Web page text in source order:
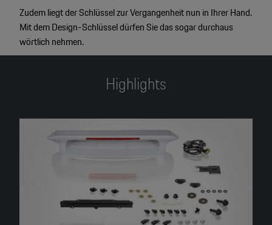
Zudem liegt der Schlüssel zur Vergangenheit nun in Ihrer Hand.
Mit dem Design-Schlüssel dürfen Sie das sogar durchaus
wörtlich nehmen.
Highlights